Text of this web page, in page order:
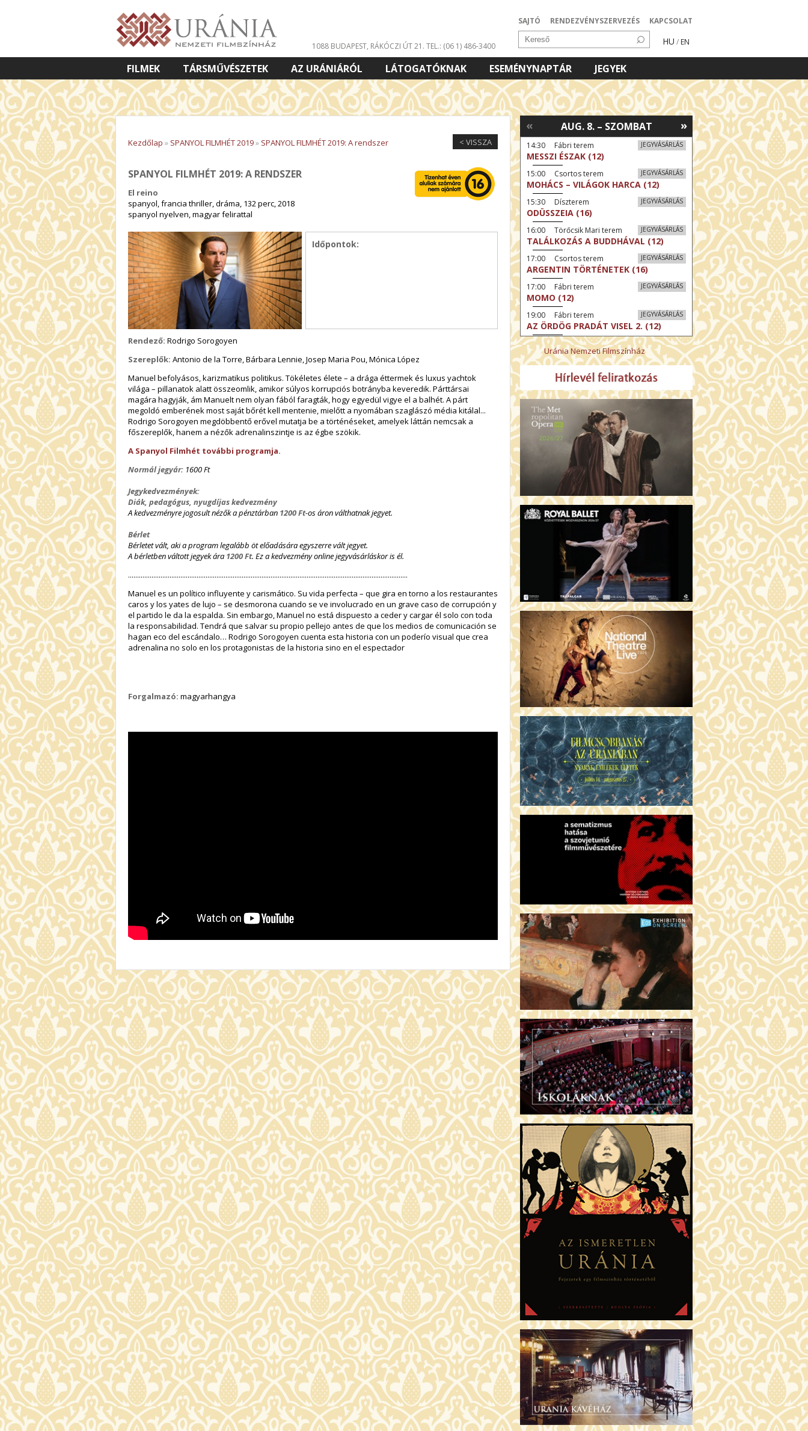
SAJTÓ RENDEZVÉNYSZERVEZÉS KAPCSOLAT
HU / EN
1088 BUDAPEST, RÁKÓCZI ÚT 21. TEL.: (06 1) 486-3400
FILMEK TÁRSMŰVÉSZETEK AZ URÁNIÁRÓL LÁTOGATÓKNAK ESEMÉNYNAPTÁR
JEGYEK
VETÍTETT KÉPES ELŐADÁSOK
< VISSZA
Kezdőlap » SPANYOL FILMHÉT 2019» SPANYOL FILMHÉT 2019: A rendszer
SPANYOL FILMHÉT 2019: A RENDSZER
El reino
spanyol, francia thriller, dráma, 132 perc, 2018
spanyol nyelven, magyar felirattal
Időpontok:
Rendező: Rodrigo Sorogoyen
Szereplők: Antonio de la Torre, Bárbara Lennie, Josep Maria Pou, Mónica López
Manuel befolyásos, karizmatikus politikus. Tökéletes élete – a drága éttermek és luxus yachtok
világa – pillanatok alatt összeomlik, amikor súlyos korrupciós botrányba keveredik. Párttársai
magára hagyják, ám Manuelt nem olyan fából faragták, hogy egyedül vigye el a balhét. A párt
megoldó emberének most saját bőrét kell mentenie, mielőtt a nyomában szaglászó média kitálal...
Rodrigo Sorogoyen megdöbbentő erővel mutatja be a történéseket, amelyek láttán nemcsak a
főszereplők, hanem a nézők adrenalinszintje is az égbe szökik.
A Spanyol Filmhét további programja.
Normál jegyár: 1600 Ft
Jegykedvezmények:
Diák, pedagógus, nyugdíjas kedvezmény
A kedvezményre jogosult nézők a pénztárban 1200 Ft-os áron válthatnak jegyet.
Bérlet
Bérletet vált, aki a program legalább öt előadására egyszerre vált jegyet.
A bérletben váltott jegyek ára 1200 Ft. Ez a kedvezmény online jegyvásárláskor is él.
...........................................................................................................................................................
Manuel es un político influyente y carismático. Su vida perfecta – que gira en torno a los restaurantes
caros y los yates de lujo – se desmorona cuando se ve involucrado en un grave caso de corrupción y
el partido le da la espalda. Sin embargo, Manuel no está dispuesto a ceder y cargar él solo con toda
la responsabilidad. Tendrá que salvar su propio pellejo antes de que los medios de comunicación se
hagan eco del escándalo… Rodrigo Sorogoyen cuenta esta historia con un poderío visual que crea
adrenalina no solo en los protagonistas de la historia sino en el espectador
Forgalmazó: magyarhangya
»
AUG. 8. – SZOMBAT
«
JEGYVÁSÁRLÁS
14:30 Fábri terem
MESSZI ÉSZAK (12)
JEGYVÁSÁRLÁS
15:00 Csortos terem
MOHÁCS – VILÁGOK HARCA (12)
JEGYVÁSÁRLÁS
15:30 Díszterem
ODÜSSZEIA (16)
JEGYVÁSÁRLÁS
16:00 Törőcsik Mari terem
TALÁLKOZÁS A BUDDHÁVAL (12)
JEGYVÁSÁRLÁS
17:00 Csortos terem
ARGENTIN TÖRTÉNETEK (16)
JEGYVÁSÁRLÁS
17:00 Fábri terem
MOMO (12)
JEGYVÁSÁRLÁS
19:00 Fábri terem
AZ ÖRDÖG PRADÁT VISEL 2. (12)
JEGYVÁSÁRLÁS
19:00 Csortos terem
ÁDÁM ALMÁI (16)
19:00 Törőcsik Mari terem
HOGYAN TUDNÉK ÉLNI
NÉLKÜLED? (12)
19:00 Díszterem
ODÜSSZEIA (16)
Uránia Nemzeti Filmszínház